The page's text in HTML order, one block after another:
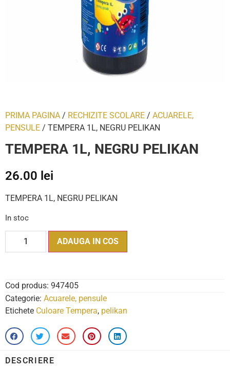
PRIMA PAGINA / RECHIZITE SCOLARE / ACUARELE,
PENSULE / TEMPERA 1L, NEGRU PELIKAN
TEMPERA 1L, NEGRU PELIKAN
26.00 lei
TEMPERA 1L, NEGRU PELIKAN
In stoc
ADAUGA IN COS
Cod produs: 947405
Categorie: Acuarele, pensule
Etichete Culoare Tempera, pelikan
DESCRIERE